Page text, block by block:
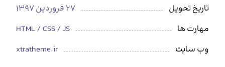
تاریخ تحویل
27 فروردین 1397
مهارت ها
HTML / CSS / JS
وب سایت
xtratheme.ir